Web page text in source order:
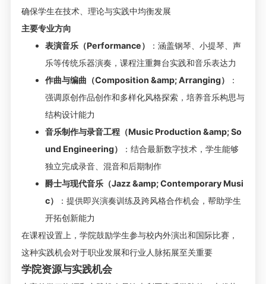
确保学生在技术、理论与实践中均衡发展
主要专业方向
表演音乐（Performance）
：涵盖钢琴、小提琴、声
乐等传统乐器演奏，课程注重舞台实践和音乐表达力
作曲与编曲（Composition &amp; Arranging）
：
强调原创作品创作和多样化风格探索，培养音乐构思与
结构设计能力
音乐制作与录音工程（Music Production &amp; So
und Engineering）
：结合最新数字技术，学生能够
独立完成录音、混音和后期制作
爵士与现代音乐（Jazz &amp; Contemporary Musi
c）
：提供即兴演奏训练及跨风格合作机会，帮助学生
开拓创新能力
在课程设置上，学院鼓励学生参与校内外演出和国际比赛，
这种实践机会对于职业发展和行业人脉拓展至关重要
学院资源与实践机会